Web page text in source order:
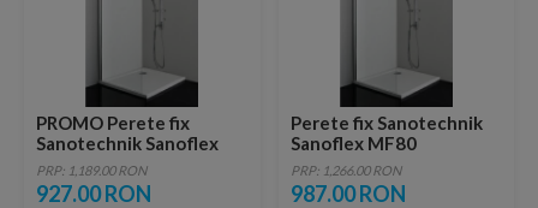
PROMO Perete fix
Sanotechnik Sanoflex
MF70
PRP: 1,189.00 RON
927.00 RON
Perete fix Sanotechnik
Sanoflex MF80
PRP: 1,266.00 RON
987.00 RON